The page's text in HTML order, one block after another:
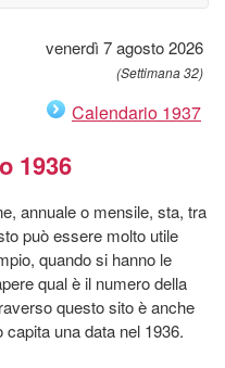
venerdì 7 agosto 2026
(Settimana 32)
Calendario 1937
1936
annuale o mensile, sta, tra
può essere molto utile
quando si hanno le
qual è il numero della
questo sito è anche
una data nel 1936.